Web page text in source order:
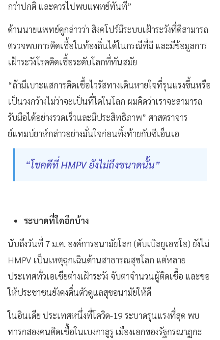
กว่าปกติ และควรไปพบแพทย์ทันที”
ด้านนายแพทย์คูกล่าวว่า สิงคโปร์มีระบบเฝ้าระวังที่ดีสามารถ
ตรวจพบการติดเชื้อในท้องถิ่นได้ในกรณีที่มี และมีข้อมูลการ
เฝ้าระวังโรคติดเชื้อระดับโลกที่ทันสมัย
“ถ้ามีเบาะแสการติดเชื้อไวรัสทางเดินหายใจที่รุนแรงขึ้นหรือ
เป็นวงกว้างไม่ว่าจะเป็นที่ใดในโลก ผมคิดว่าเราจะสามารถ
รับมือได้อย่างรวดเร็วและมีประสิทธิภาพ” ศาสตราจาร
ย์แทมบ์ยาห์กล่าวอย่างมั่นใจก่อนทิ้งท้ายกับซีเอ็นเอ
“โชคดีที่ HMPV ยังไม่ถึงขนาดนั้น”
ระบาดที่ใดอีกบ้าง
นับถึงวันที่ 7 ม.ค. องค์การอนามัยโลก (ดับเบิลยูเอชโอ) ยังไม่
HMPV เป็นเหตุฉุกเฉินด้านสาธารณสุขโลก แต่หลาย
ประเทศทั่วเอเชียต่างเฝ้าระวัง จับตาจำนวนผู้ติดเชื้อ และขอ
ให้ประชาชนยังคงตื่นตัวดูแลสุขอนามัยให้ดี
ในอินเดีย ประเทศหนึ่งที่โควิด-19 ระบาดรุนแรงที่สุด พบ
ทารกสองคนติดเชื้อในเบงกาลูรู เมืองเอกของรัฐกรณาฏกะ